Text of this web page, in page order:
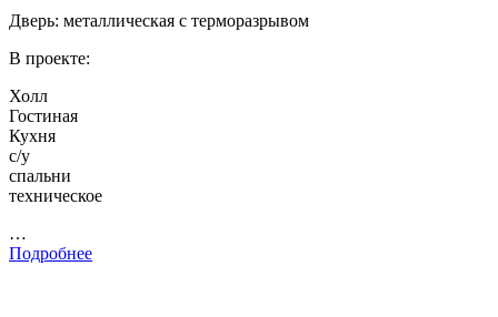
Дверь: металлическая с терморазрывом
В проекте:
Холл
Гостиная
Кухня
с/у
спальни
техническое
…
Подробнее